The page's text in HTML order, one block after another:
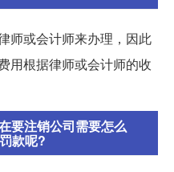
师或会计师来办理，因此
用根据律师或会计师的收
要注销公司需要怎么
款呢?